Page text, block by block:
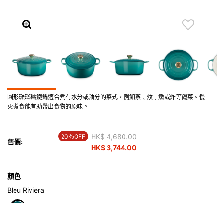
圓形琺瑯鑄鐵鍋適合煮有水分或油分的菜式，例如蒸﹑炆﹑燉或炸等餸菜。慢
火煮食能有助帶出食物的原味。
售價:
20％OFF Price reduced from
HK$ 4,680.00to
HK$ 3,744.00
顏色
Bleu Riviera